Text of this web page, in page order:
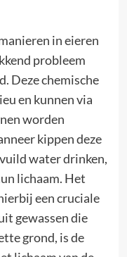
in eieren
probleem
Deze chemische
en kunnen via
worden
kippen deze
water drinken,
lichaam. Het
een cruciale
gewassen die
grond, is de